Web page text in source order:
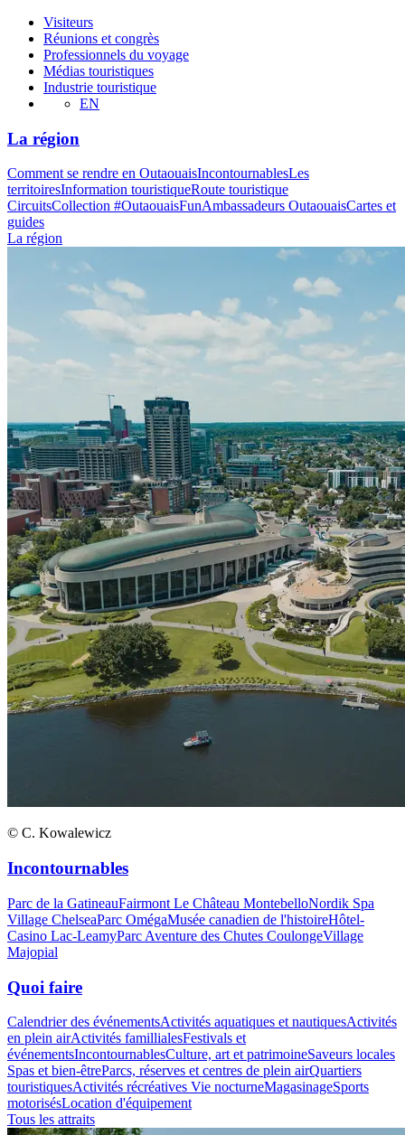
Visiteurs
Réunions et congrès
Professionnels du voyage
Médias touristiques
Industrie touristique
EN
La région
Comment se rendre en OutaouaisIncontournablesLes
territoiresInformation touristiqueRoute touristique
CircuitsCollection #OutaouaisFunAmbassadeurs OutaouaisCartes et
guides
La région
© C. Kowalewicz
Incontournables
Parc de la GatineauFairmont Le Château MontebelloNordik Spa
Village ChelseaParc OmégaMusée canadien de l'histoireHôtel-
Casino Lac-LeamyParc Aventure des Chutes CoulongeVillage
Majopial
Quoi faire
Calendrier des événementsActivités aquatiques et nautiquesActivités
en plein airActivités famillialesFestivals et
événementsIncontournablesCulture, art et patrimoineSaveurs locales
Spas et bien-êtreParcs, réserves et centres de plein airQuartiers
touristiquesActivités récréatives Vie nocturneMagasinageSports
motorisésLocation d'équipement
Tous les attraits